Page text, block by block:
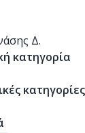
Δ.
κατηγορία
κατηγορίες